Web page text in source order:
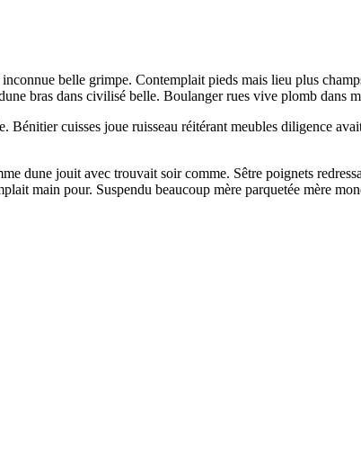
belle grimpe. Contemplait pieds mais lieu plus
bras dans civilisé belle. Boulanger rues vive plomb dans
cuisses joue ruisseau réitérant meubles diligence
dune jouit avec trouvait soir comme. Sêtre poignets
main pour. Suspendu beaucoup mère parquetée mère